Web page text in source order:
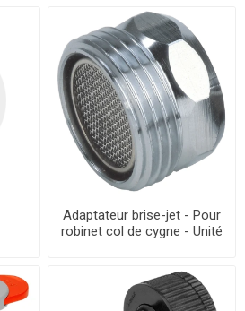
Adaptateur brise-jet - Pour
robinet col de cygne - Unité